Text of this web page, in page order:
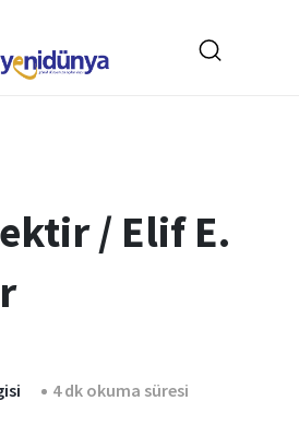
/ Elif E.
4 dk okuma süresi